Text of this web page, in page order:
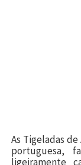
As Tigeladas
portuguesa,
ligeiramente